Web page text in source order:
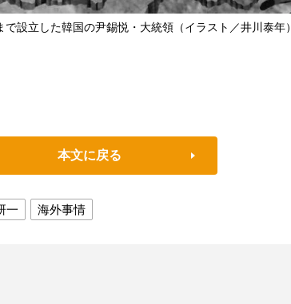
設立した韓国の尹錫悦・大統領（イラスト／井川泰年）
本文に戻る
一 海外事情